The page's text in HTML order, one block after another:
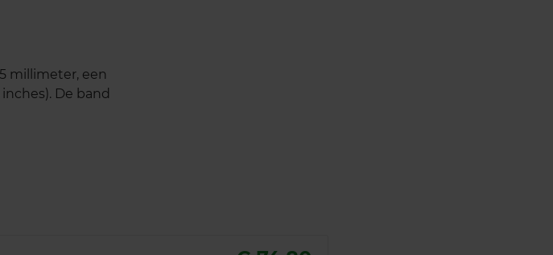
millimeter, een
De band